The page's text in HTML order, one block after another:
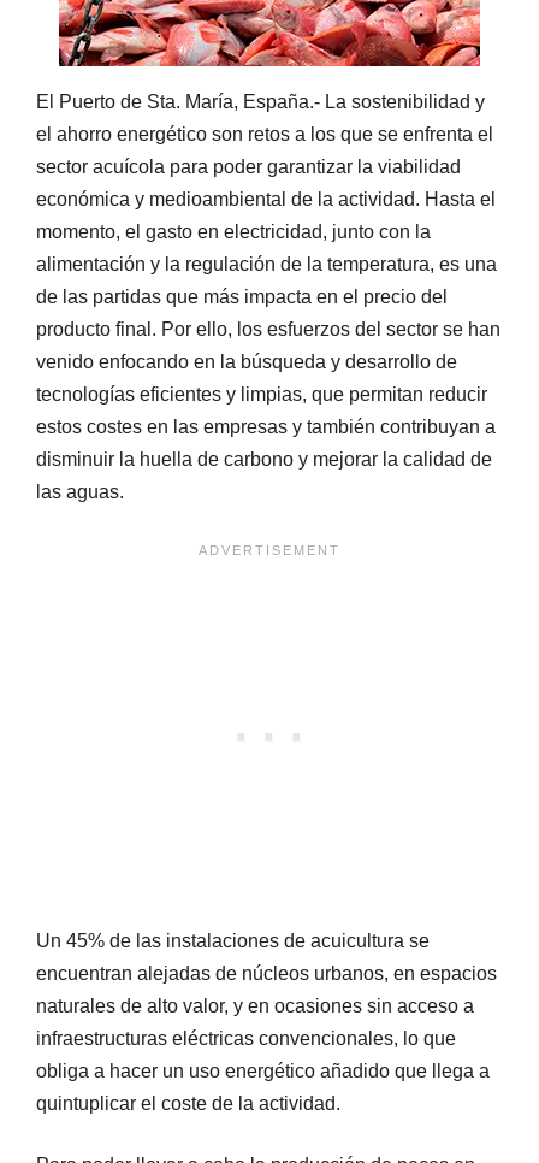
El Puerto de Sta. María, España.- La sostenibilidad y
el ahorro energético son retos a los que se enfrenta el
sector acuícola para poder garantizar la viabilidad
económica y medioambiental de la actividad. Hasta el
momento, el gasto en electricidad, junto con la
alimentación y la regulación de la temperatura, es una
de las partidas que más impacta en el precio del
producto final. Por ello, los esfuerzos del sector se han
venido enfocando en la búsqueda y desarrollo de
tecnologías eficientes y limpias, que permitan reducir
estos costes en las empresas y también contribuyan a
disminuir la huella de carbono y mejorar la calidad de
las aguas.
Un 45% de las instalaciones de acuicultura se
encuentran alejadas de núcleos urbanos, en espacios
naturales de alto valor, y en ocasiones sin acceso a
infraestructuras eléctricas convencionales, lo que
obliga a hacer un uso energético añadido que llega a
quintuplicar el coste de la actividad.